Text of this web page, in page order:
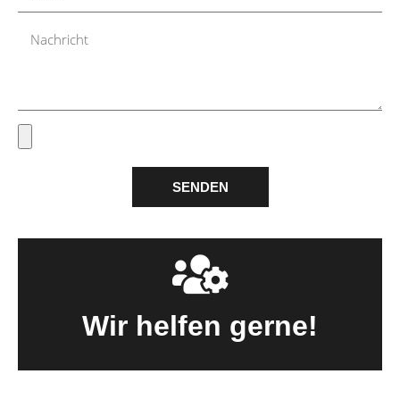
SENDEN
Wir helfen gerne!